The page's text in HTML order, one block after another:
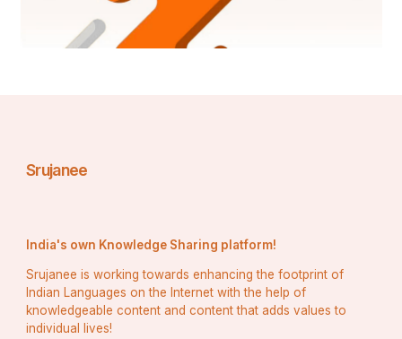
Srujanee
India's own Knowledge Sharing platform!
Srujanee is working towards enhancing the footprint of
Indian Languages on the Internet with the help of
knowledgeable content and content that adds values to
individual lives!